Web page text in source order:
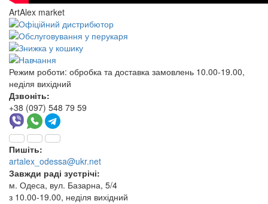
ArtAlex market
Режим роботи: обробка та доставка замовлень 10.00-19.00,
неділя вихідний
Дзвоніть:
+38 (097) 548 79 59
Пишіть:
artalex_odessa@ukr.net
Завжди раді зустрічі:
м. Одеса, вул. Базарна, 5/4
з 10.00-19.00, неділя вихідний